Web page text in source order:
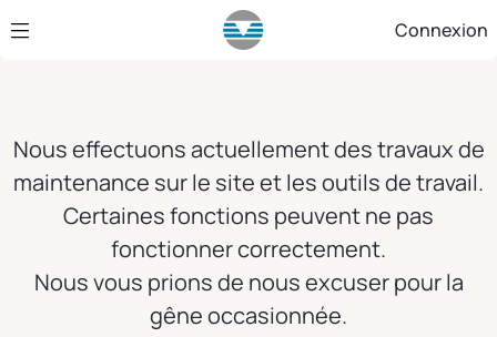
Saut au contenu principal Connexion
Nous effectuons actuellement des travaux de
maintenance sur le site et les outils de travail.
Certaines fonctions peuvent ne pas
fonctionner correctement.
Nous vous prions de nous excuser pour la
gêne occasionnée.